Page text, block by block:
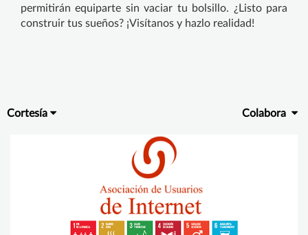
permitirán equiparte sin vaciar tu bolsillo. ¿Listo para
construir tus sueños? ¡Visítanos y hazlo realidad!​
Cortesía Colabora